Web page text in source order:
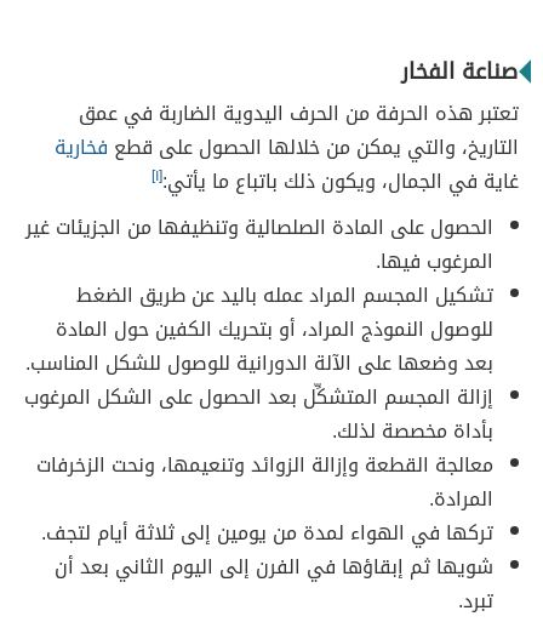
صناعة الفخار
تعتبر هذه الحرفة من الحرف اليدوية الضاربة في عمق
التاريخ، والتي يمكن من خلالها الحصول على قطع فخارية
غاية في الجمال، ويكون ذلك باتباع ما يأتي:[١]
الحصول على المادة الصلصالية وتنظيفها من الجزيئات غير
المرغوب فيها.
تشكيل المجسم المراد عمله باليد عن طريق الضغط
للوصول النموذج المراد، أو بتحريك الكفين حول المادة
بعد وضعها على الآلة الدورانية للوصول للشكل المناسب.
إزالة المجسم المتشكِّل بعد الحصول على الشكل المرغوب
بأداة مخصصة لذلك.
معالجة القطعة وإزالة الزوائد وتنعيمها، ونحت الزخرفات
المرادة.
تركها في الهواء لمدة من يومين إلى ثلاثة أيام لتجف.
شويها ثم إبقاؤها في الفرن إلى اليوم الثاني بعد أن
تبرد.